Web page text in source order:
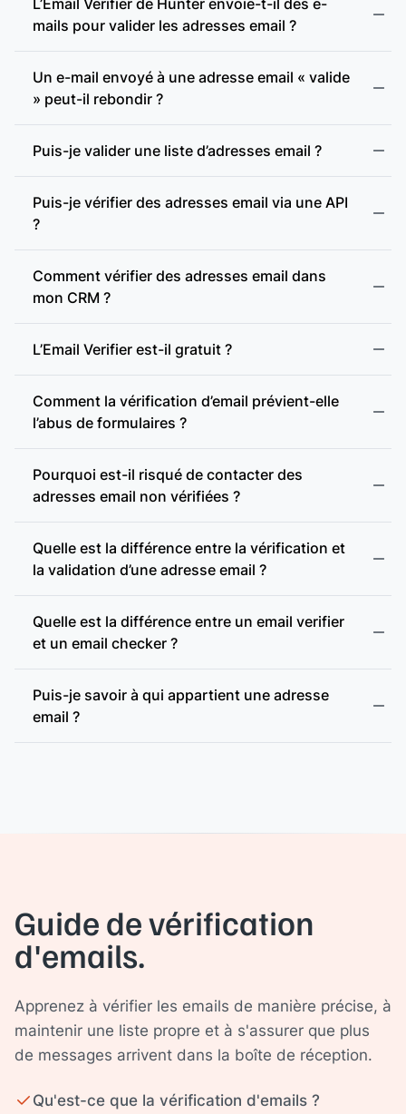
Adresse incohérente :
Adresse jetable :
Adresse webmail :
Présence d’un serveur SMTP :
Vérification SMTP :
Domaine accept-all :
accept-all (catch-all)
Vérification des domaines accept-all :
mails pour valider les adresses email ?
Un e-mail envoyé à une adresse email « valide
» peut-il rebondir ?
Puis-je valider une liste d’adresses email ?
Puis-je vérifier des adresses email via une API
?
Comment vérifier des adresses email dans
mon CRM ?
L’Email Verifier est-il gratuit ?
Comment la vérification d’email prévient-elle
l’abus de formulaires ?
Pourquoi est-il risqué de contacter des
adresses email non vérifiées ?
Quelle est la différence entre la vérification et
la validation d’une adresse email ?
Quelle est la différence entre un email verifier
et un email checker ?
Puis-je savoir à qui appartient une adresse
email ?
Guide de vérification
d'emails.
Apprenez à vérifier les emails de manière précise, à
maintenir une liste propre et à s'assurer que plus
de messages arrivent dans la boîte de réception.
Qu'est-ce que la vérification d'emails ?